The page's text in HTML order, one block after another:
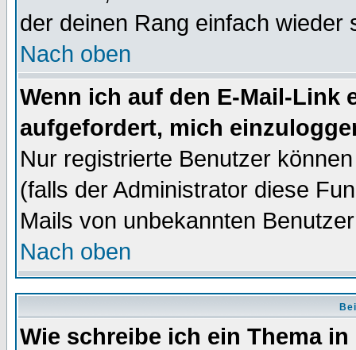
der deinen Rang einfach wieder
Nach oben
Wenn ich auf den E-Mail-Link
aufgefordert, mich
Nur registrierte Benutzer
(falls der Administrator diese
Mails von unbekannten
Nach oben
Wie schreibe ich ein Thema